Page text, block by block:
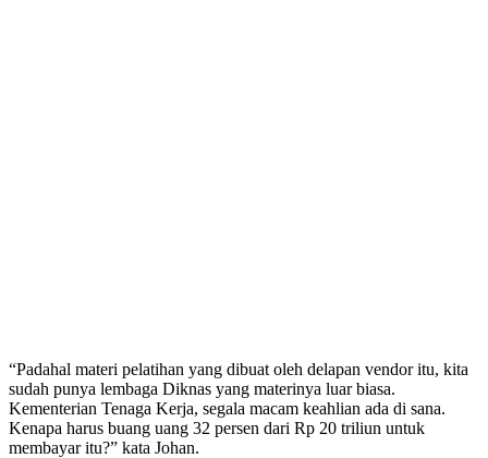
“Padahal materi pelatihan yang dibuat oleh delapan vendor itu, kita
sudah punya lembaga Diknas yang materinya luar biasa.
Kementerian Tenaga Kerja, segala macam keahlian ada di sana.
Kenapa harus buang uang 32 persen dari Rp 20 triliun untuk
membayar itu?” kata Johan.